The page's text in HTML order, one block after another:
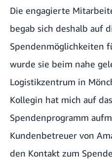
Die engagierte
begab sich deshalb auf
Spendenmöglichkeiten
wurde sie beim nahe
Logistikzentrum in
Kollegin hat mich auf
Spendenprogramm
Kundenbetreuer von
den Kontakt zum